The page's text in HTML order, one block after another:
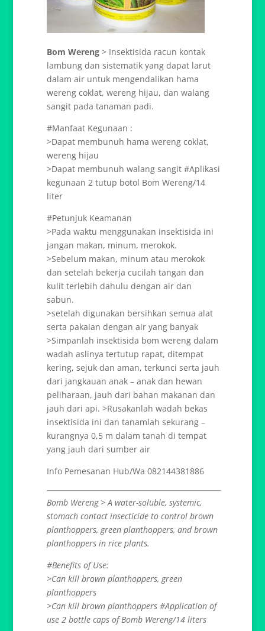
Bom Wereng > Insektisida racun kontak
lambung dan sistematik yang dapat larut
dalam air untuk mengendalikan hama
wereng coklat, wereng hijau, dan walang
sangit pada tanaman padi.
#Manfaat Kegunaan :
>Dapat membunuh hama wereng coklat,
wereng hijau
>Dapat membunuh walang sangit #Aplikasi
kegunaan 2 tutup botol Bom Wereng/14
liter
#Petunjuk Keamanan
>Pada waktu menggunakan insektisida ini
jangan makan, minum, merokok.
>Sebelum makan, minum atau merokok
dan setelah bekerja cucilah tangan dan
kulit terlebih dahulu dengan air dan
sabun.
>setelah digunakan bersihkan semua alat
serta pakaian dengan air yang banyak
>Simpanlah insektisida bom wereng dalam
wadah aslinya tertutup rapat, ditempat
kering, sejuk dan aman, terkunci serta jauh
dari jangkauan anak – anak dan hewan
peliharaan, jauh dari bahan makanan dan
jauh dari api. >Rusakanlah wadah bekas
insektisida ini dan tanamlah sekurang –
kurangnya 0,5 m dalam tanah di tempat
yang jauh dari sumber air
Info Pemesanan Hub/Wa 082144381886
Bomb Wereng > A water-soluble, systemic,
stomach contact insecticide to control brown
planthoppers, green planthoppers, and brown
planthoppers in rice plants.
#Benefits of Use:
>Can kill brown planthoppers, green
planthoppers
>Can kill brown planthoppers #Application of
use 2 bottle caps of Bomb Wereng/14 liters